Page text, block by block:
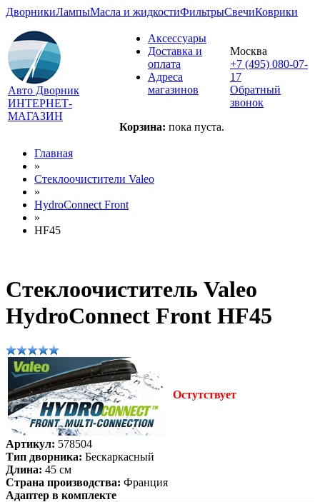
ДворникиЛампыМасла и жидкостиФильтрыСвечиКоврики
Авто Дворник
ИНТЕРНЕТ-
МАГАЗИН
Аксессуары
Доставка и
оплата
Адреса
магазинов
Корзина: пока пуста.
Москва
+7 (495) 080-07-
17
Обратный
звонок
Главная
»
Стеклоочистители Valeo
»
HydroConnect Front
»
HF45
Стеклоочиститель Valeo
HydroConnect Front HF45
Остутствует
Артикул: 578504
Тип дворника: Бескаркасный
Длина: 45 см
Страна производства: Франция
Адаптер в комплекте